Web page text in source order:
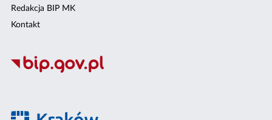
Redakcja BIP MK
Kontakt